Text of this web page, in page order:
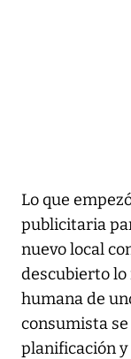
Lo que
publicitaria
nuevo local
descubierto lo
humana de
consumista
planificación